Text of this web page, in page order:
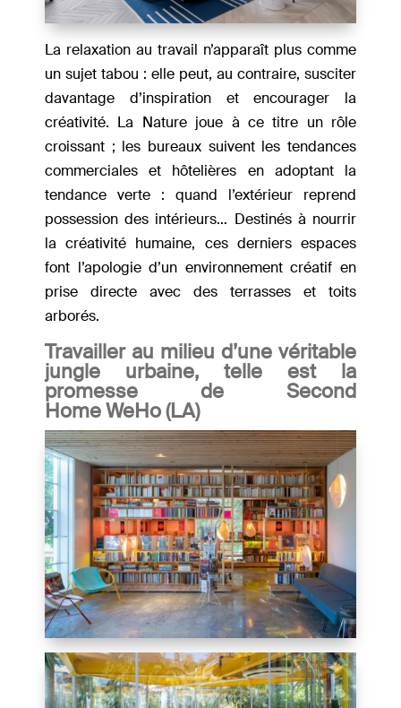
La relaxation au travail n’apparaît plus comme
un sujet tabou : elle peut, au contraire, susciter
davantage d’inspiration et encourager la
créativité. La Nature joue à ce titre un rôle
croissant ; les bureaux suivent les tendances
commerciales et hôtelières en adoptant la
tendance verte : quand l’extérieur reprend
possession des intérieurs… Destinés à nourrir
la créativité humaine, ces derniers espaces
font l’apologie d’un environnement créatif en
prise directe avec des terrasses et toits
arborés.
Travailler au milieu d’une véritable
jungle urbaine, telle est la
promesse de Second
Home WeHo (LA)